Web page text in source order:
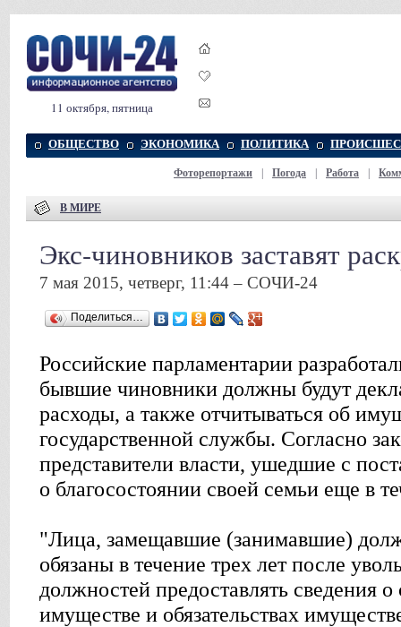
11 октября, пятница
ОБЩЕСТВО ЭКОНОМИКА ПОЛИТИКА
Фоторепортажи Погода Работа
В МИРЕ
Экс-чиновников заставят
7 мая 2015, четверг, 11:44 – СОЧИ-24
Поделиться…
Российские парламентарии
бывшие чиновники должны будут
расходы, а также отчитываться об
государственной службы. Согласно
представители власти, ушедшие с
о благосостоянии своей семьи еще в
"Лица, замещавшие (занимавшие)
обязаны в течение трех лет после
должностей предоставлять сведения о
имуществе и обязательствах